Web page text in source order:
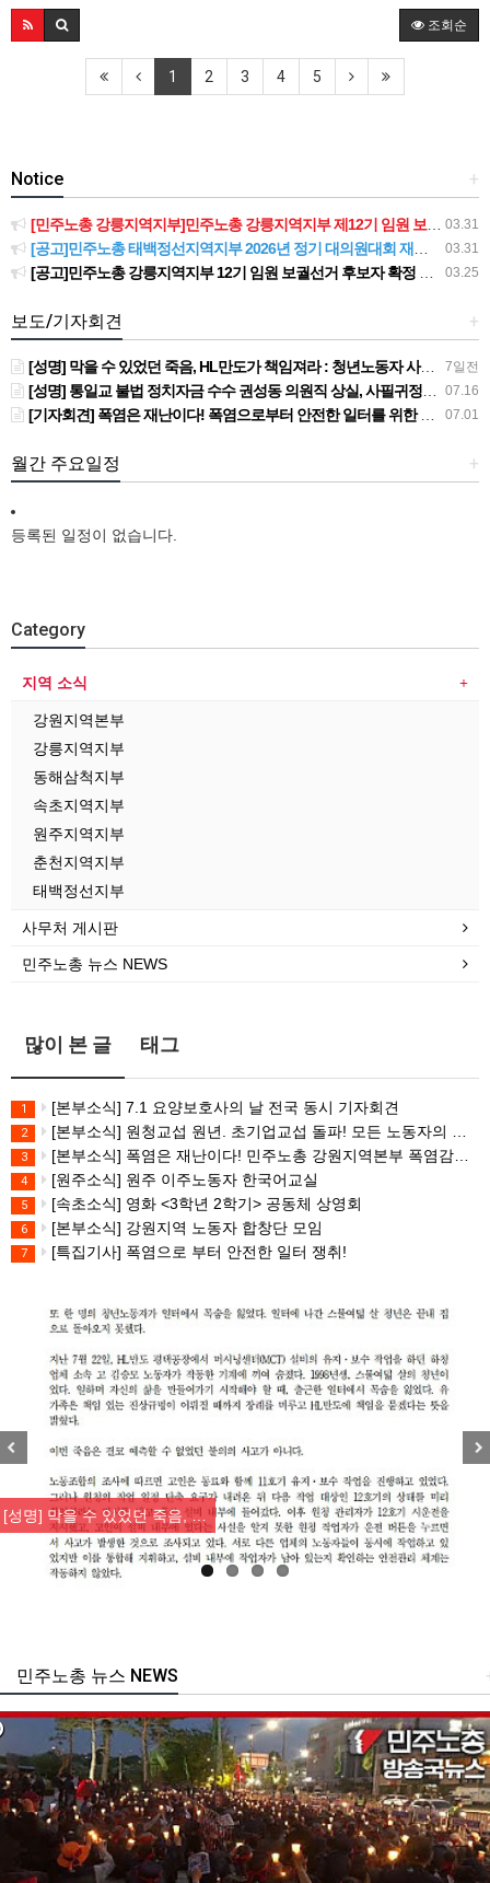
조회순
1 2 3 4 5
+
Notice
03.31
[민주노총 강릉지역지부]민주노총 강릉지역지부 제12기 임원 보궐선거결과 공고
03.31
[공고]민주노총 태백정선지역지부 2026년 정기 대의원대회 재소집 건
03.25
[공고]민주노총 강릉지역지부 12기 임원 보궐선거 후보자 확정 공고
+
보도/기자회견
7일전
[성명] 막을 수 있었던 죽음, HL만도가 책임져라 : 청년노동자 사망사고의 철저한 진상규명과 재발방지 대책 마련하라
07.16
[성명] 통일교 불법 정치자금 수수 권성동 의원직 상실, 사필귀정이다
07.01
[기자회견] 폭염은 재난이다! 폭염으로부터 안전한 일터를 위한 민주노총 강원지역본부 폭염감시단 선포 기자회견
+
월간 주요일정
등록된 일정이 없습니다.
Category
지역 소식
강원지역본부
강릉지역지부
동해삼척지부
속초지역지부
원주지역지부
춘천지역지부
태백정선지부
사무처 게시판
민주노총 뉴스 NEWS
많이 본 글 태그
1 [본부소식] 7.1 요양보호사의 날 전국 동시 기자회견
2 [본부소식] 원청교섭 원년. 초기업교섭 돌파! 모든 노동자의 노동기본권 쟁취! 민주노총 7.15 총파업대회
3 [본부소식] 폭염은 재난이다! 민주노총 강원지역본부 폭염감시단 선포 기자회견
4 [원주소식] 원주 이주노동자 한국어교실
5 [속초소식] 영화 <3학년 2학기> 공동체 상영회
6 [본부소식] 강원지역 노동자 합창단 모임
7 [특집기사] 폭염으로 부터 안전한 일터 쟁취!
[성명] 막을 수 있었던 죽음, …
주노총 뉴스 NEWS